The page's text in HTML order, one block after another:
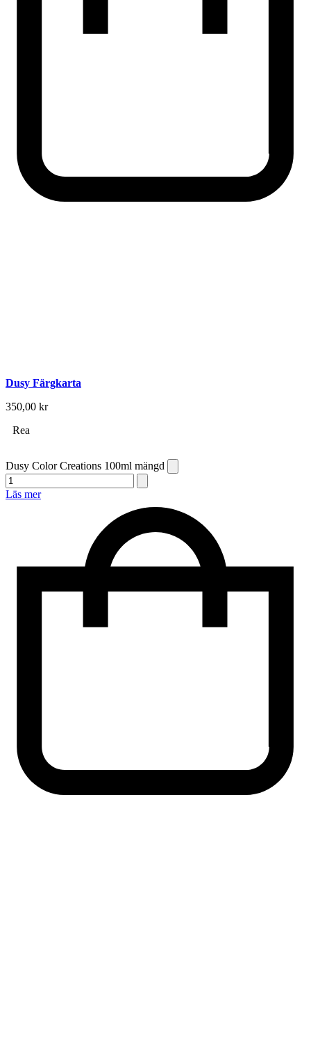
Dusy Färgkarta
350,00 kr
Rea
Dusy Color Creations 100ml mängd
Läs mer